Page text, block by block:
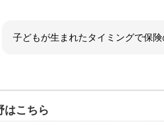
子どもが生まれたタイミングで保
はこちら